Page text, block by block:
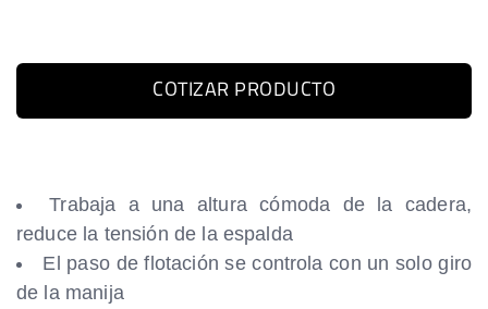
COTIZAR PRODUCTO
Trabaja a una altura cómoda de la cadera,
reduce la tensión de la espalda
El paso de flotación se controla con un solo giro
de la manija